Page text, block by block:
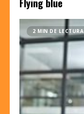
2 MIN DE LECTURA